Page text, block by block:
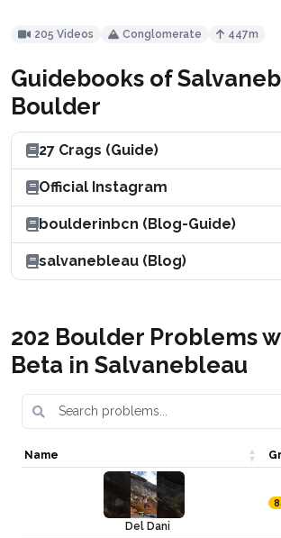
205 Videos Conglomerate 447m
Guidebooks of
Boulder
27 Crags (Guide)
Official Instagram
boulderinbcn (Blog-Guide)
salvanebleau (Blog)
202 Boulder Problems
Beta in Salvanebleau
Name
Del Dani